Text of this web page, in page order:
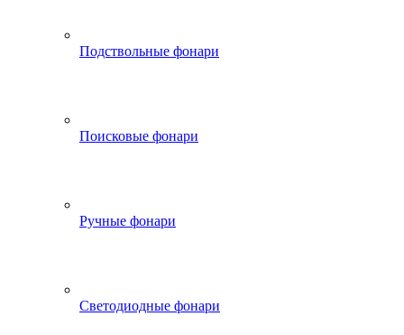
Подствольные фонари
Поисковые фонари
Ручные фонари
Светодиодные фонари